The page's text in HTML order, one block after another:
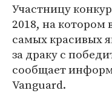
Участницу
2018, на
самых красивых
за драку с
сообщает
Vanguard.